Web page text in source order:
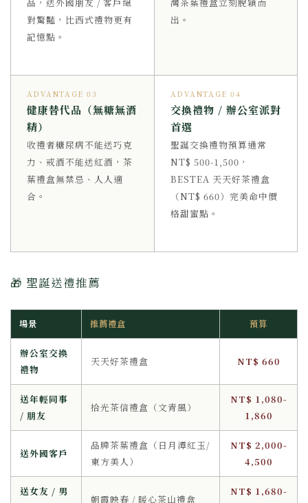
對驚豔，比西式禮物更有
記憶點。
出。
ADVANTAGE 03
健康替代品（無糖無酒
精）
收禮者糖尿病不能送巧克
力、戒酒不能送紅酒，茶
葉禮盒無禁忌、人人適
合。
ADVANTAGE 04
交換禮物 / 辦公室派對
首選
聖誕交換禮物預算通常
NT$ 500-1,500，
BESTEA 天天好茶禮盒
（NT$ 660）完美命中價
格甜蜜點。
🎁 聖誕送禮推薦
場景 推薦禮盒 預算
辦公室交換
禮物
天天好茶禮盒 NT$ 660
送年輕同事
/ 朋友
拾光茶信禮盒（文青風）
NT$ 1,080-
1,860
送外國客戶
品牌茶葉禮盒（日月潭紅玉/
東方美人）
NT$ 2,000-
4,500
送女友 / 男
朝霞映春 / 暖心茶山禮盒
NT$ 1,680-